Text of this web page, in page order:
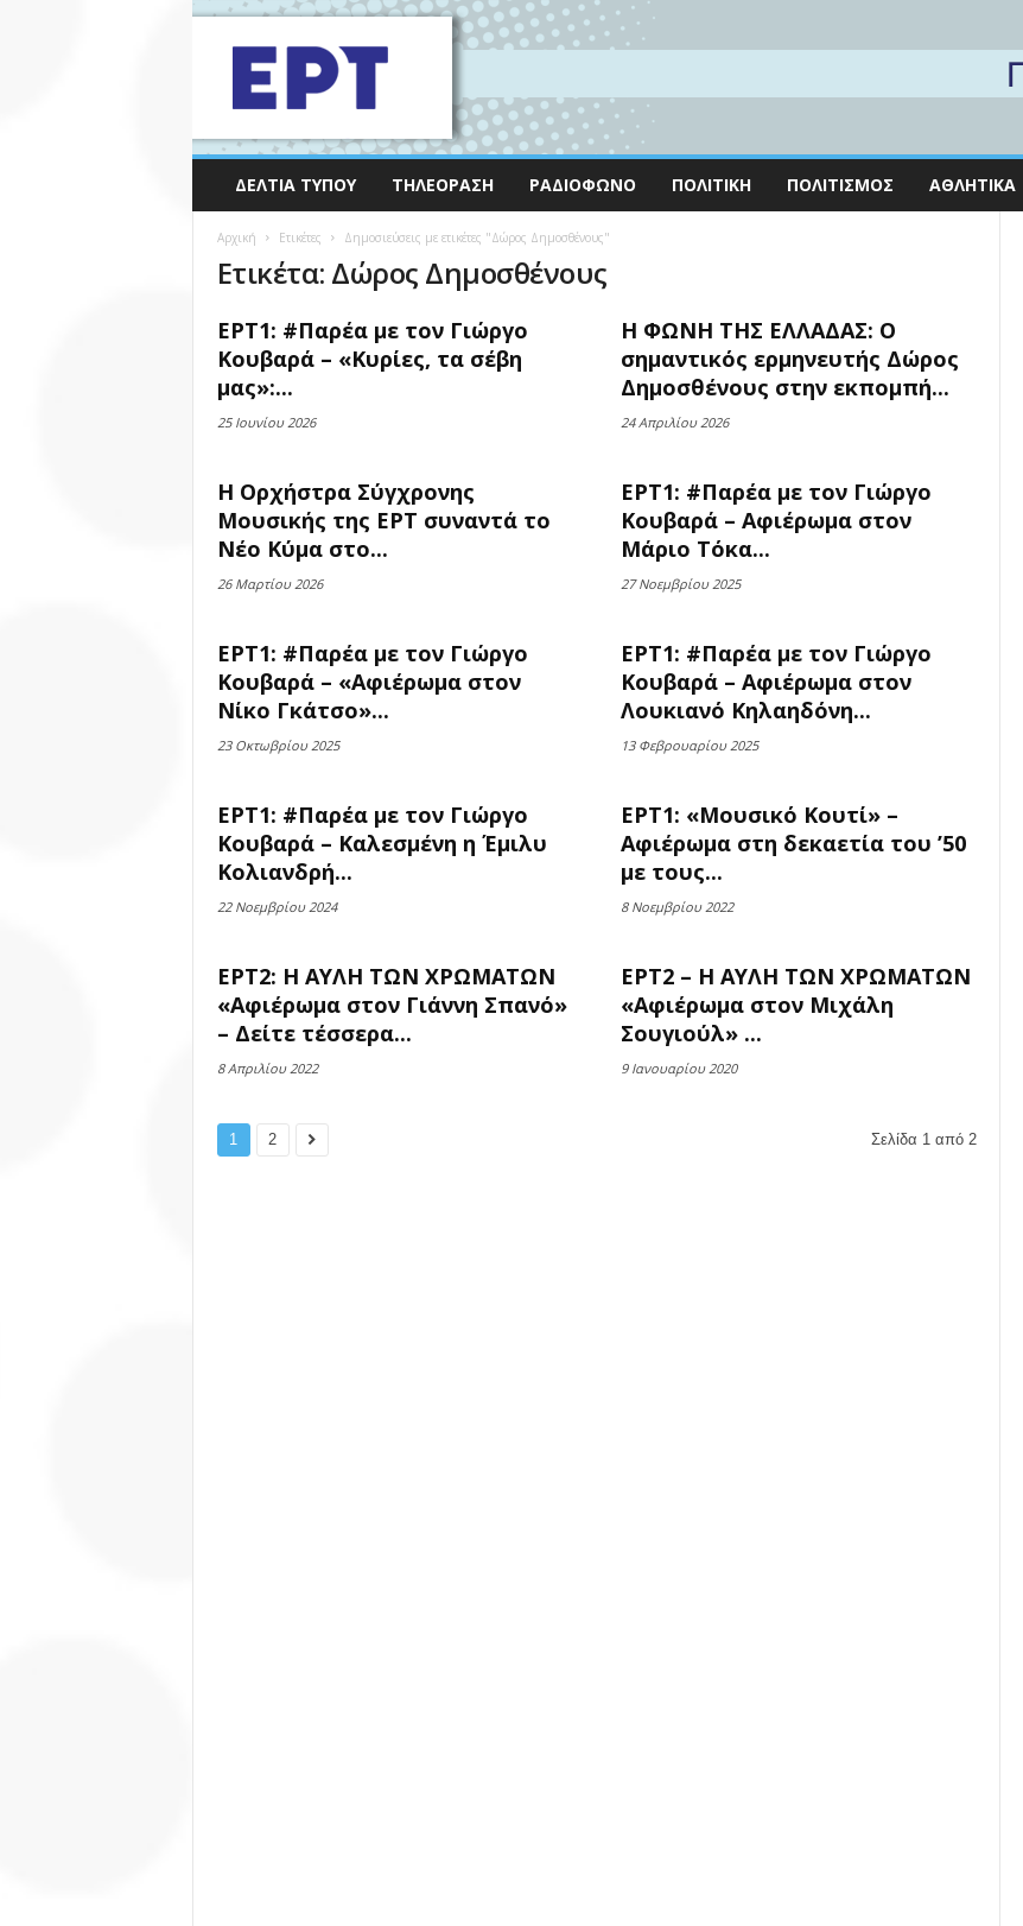
ΔΕΛΤΊΑ ΤΎΠΟΥ ΤΗΛΕΌΡΑΣΗ ΡΑΔΙΌΦΩΝΟ ΠΟΛΙΤΙΚΉ ΠΟΛΙΤΙΣΜΌΣ ΑΘΛΗΤΙΚΆ
Αρχική Ετικέτες Δημοσιεύσεις με ετικέτες "Δώρος Δημοσθένους"
Ετικέτα: Δώρος Δημοσθένους
ΕΡΤ1: #Παρέα με τον Γιώργο
Κουβαρά – «Κυρίες, τα σέβη
μας»:...
25 Ιουνίου 2026
Η ΦΩΝΗ ΤΗΣ ΕΛΛΑΔΑΣ: Ο
σημαντικός ερμηνευτής Δώρος
Δημοσθένους στην εκπομπή...
24 Απριλίου 2026
Η Ορχήστρα Σύγχρονης
Μουσικής της ΕΡΤ συναντά το
Νέο Κύμα στο...
26 Μαρτίου 2026
ΕΡΤ1: #Παρέα με τον Γιώργο
Κουβαρά – Αφιέρωμα στον
Μάριο Τόκα...
27 Νοεμβρίου 2025
ΕΡΤ1: #Παρέα με τον Γιώργο
Κουβαρά – «Αφιέρωμα στον
Νίκο Γκάτσο»...
23 Οκτωβρίου 2025
ΕΡΤ1: #Παρέα με τον Γιώργο
Κουβαρά – Αφιέρωμα στον
Λουκιανό Κηλαηδόνη...
13 Φεβρουαρίου 2025
ΕΡΤ1: #Παρέα με τον Γιώργο
Κουβαρά – Καλεσμένη η Έμιλυ
Κολιανδρή...
22 Νοεμβρίου 2024
ΕΡΤ1: «Μουσικό Κουτί» –
Αφιέρωμα στη δεκαετία του ’50
με τους...
8 Νοεμβρίου 2022
ΕΡΤ2: Η ΑΥΛΗ ΤΩΝ ΧΡΩΜΑΤΩΝ
«Αφιέρωμα στον Γιάννη Σπανό»
– Δείτε τέσσερα...
8 Απριλίου 2022
ΕΡΤ2 – Η ΑΥΛΗ ΤΩΝ ΧΡΩΜΑΤΩΝ
«Αφιέρωμα στον Μιχάλη
Σουγιούλ» ...
9 Ιανουαρίου 2020
1 2 Σελίδα 1 από 2